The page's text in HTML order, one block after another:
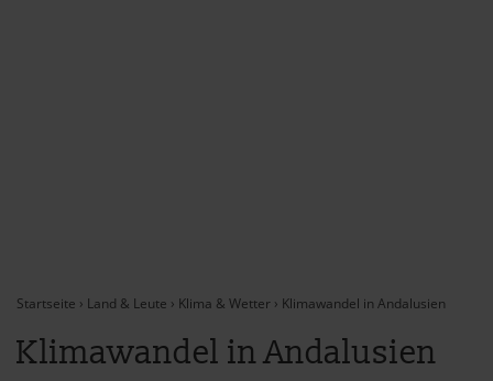
Startseite › Land & Leute › Klima & Wetter › Klimawandel in Andalusien
Klimawandel in Andalusien